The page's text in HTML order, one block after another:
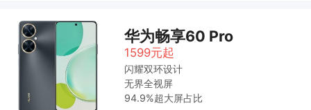
华为畅享60 Pro
1599元起
闪耀双环设计
无界全视屏
94.9%超大屏占比